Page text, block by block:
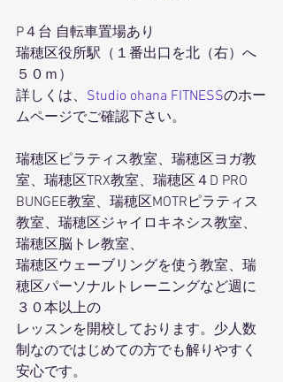
P４台 自転車置場あり
瑞穂区役所駅（１番出口を北（右）へ
５０ｍ）
詳しくは、 Studio ohana FITNESSのホー
ムページでご確認下さい。
瑞穂区ピラティス教室、瑞穂区ヨガ教
室、瑞穂区TRX教室、瑞穂区４D PRO
BUNGEE教室、瑞穂区MOTRピラティス
教室、瑞穂区ジャイロキネシス教室、
瑞穂区脳トレ教室、
瑞穂区ウェーブリングを使う教室、瑞
穂区パーソナルトレーニングなど週に
３０本以上の
レッスンを開校しております。少人数
制なのではじめての方でも解りやすく
安心です。